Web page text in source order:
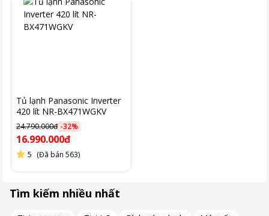
- kệ
Tủ lạnh Panasonic Inverter
420 lít NR-BX471WGKV
24.790.000đ -32%
16.990.000đ
5 (Đã bán 563)
Tìm kiếm nhiều nhất